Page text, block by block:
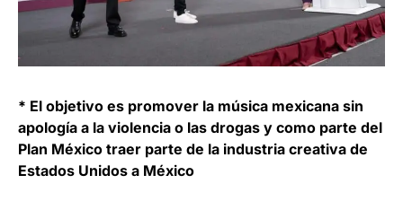
* El objetivo es promover la música mexicana sin
apología a la violencia o las drogas y como parte del
Plan México traer parte de la industria creativa de
Estados Unidos a México